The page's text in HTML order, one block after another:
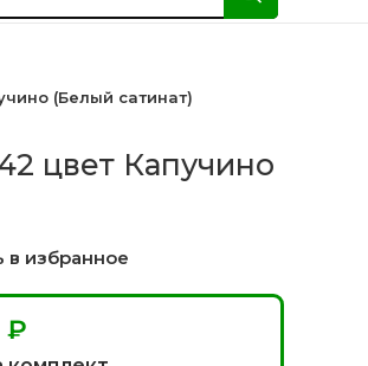
(Белый сатинат)
цвет Капучино
в избранное
₽